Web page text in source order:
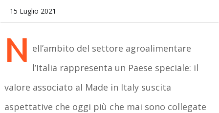
15 Luglio 2021
N ell’ambito del settore agroalimentare
l’Italia rappresenta un Paese speciale: il
valore associato al Made in Italy suscita
aspettative che oggi più che mai sono collegate